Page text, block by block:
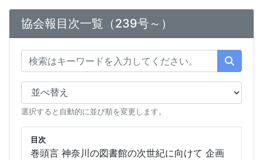
協会報目次一覧（239号～）
選択すると自動的に並び順を変更します。
目次
巻頭言 神奈川の図書館の次世紀に向けて 企画